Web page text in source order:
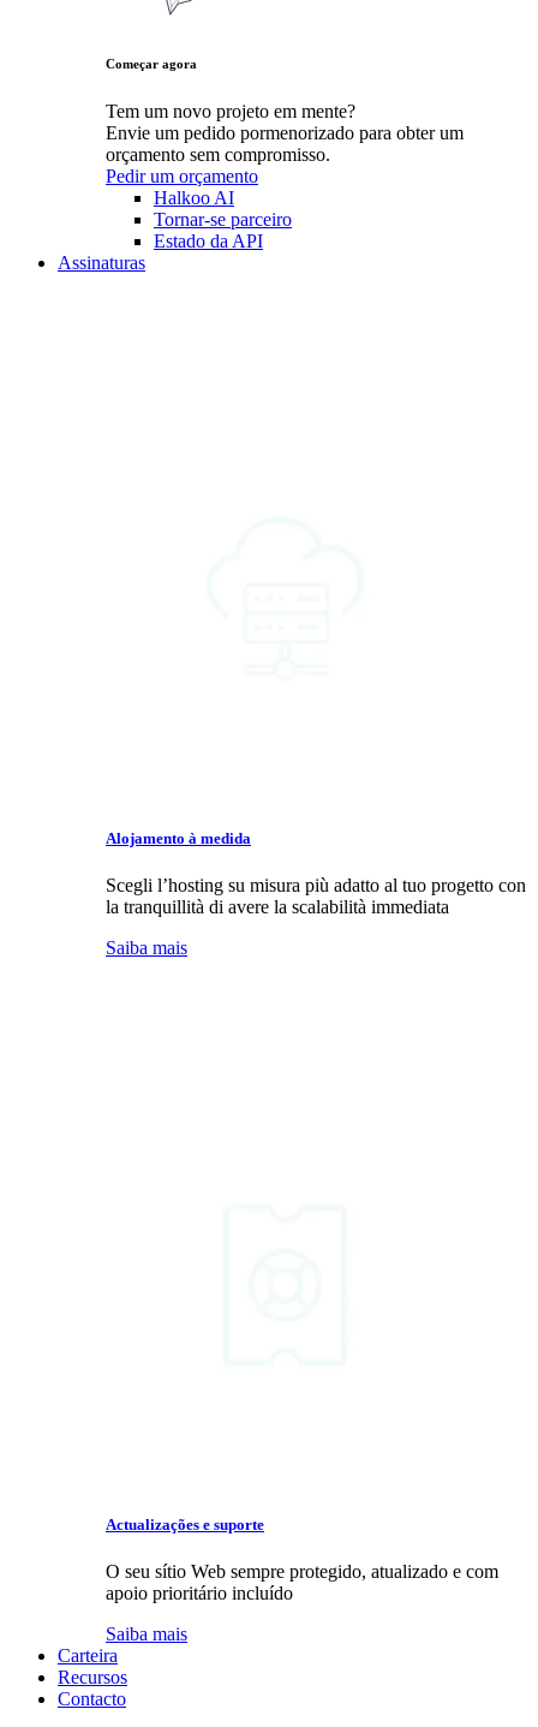
Começar agora
Tem um novo projeto em mente?
Envie um pedido pormenorizado para obter um
orçamento sem compromisso.
Pedir um orçamento
Halkoo AI
Tornar-se parceiro
Estado da API
Assinaturas
Alojamento à medida
Scegli l’hosting su misura più adatto al tuo progetto con
la tranquillità di avere la scalabilità immediata
Saiba mais
Actualizações e suporte
O seu sítio Web sempre protegido, atualizado e com
apoio prioritário incluído
Saiba mais
Carteira
Recursos
Contacto